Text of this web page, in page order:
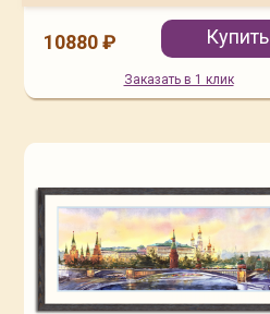
10880 ₽ Купить
Заказать в 1 клик